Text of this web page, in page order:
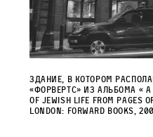
Здание, в котором
«Форвертс» Из альбома «
of Jewish Life from Pages
London: Forward Books,